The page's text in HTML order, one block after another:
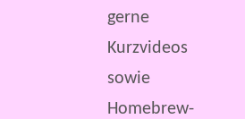
gerne
Kurzvideos
sowie
Homebrew-